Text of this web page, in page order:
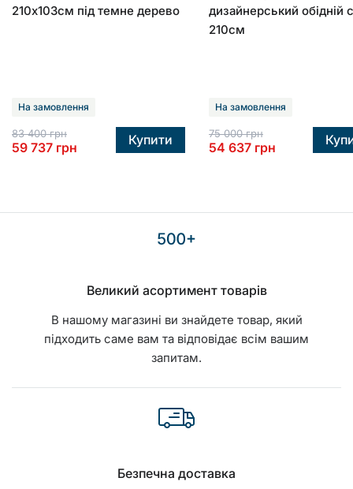
210х103см під темне дерево
На замовлення
83 400грн
59 737 грн Купити
дизайнерський обідній
210см
На замовлення
75 000грн
54 637 грн
Великий асортимент товарів
В нашому магазині ви знайдете товар, який
підходить саме вам та відповідає всім вашим
запитам.
Безпечна доставка